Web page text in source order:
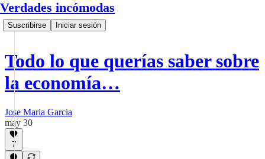
Verdades incómodas
Suscribirse Iniciar sesión
Todo lo que querías saber sobre
la economía…
Jose Maria Garcia
may 30
7